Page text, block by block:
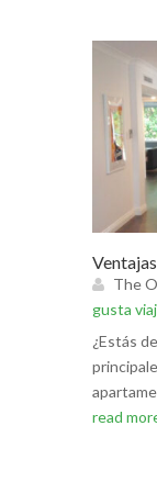
The
gusta
¿Estás
read